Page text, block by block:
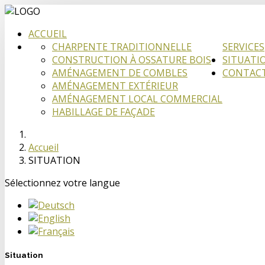
ACCUEIL
SERVICES
CHARPENTE TRADITIONNELLE
CONSTRUCTION À OSSATURE BOIS
AMÉNAGEMENT DE COMBLES
AMÉNAGEMENT EXTÉRIEUR
AMÉNAGEMENT LOCAL COMMERCIAL
HABILLAGE DE FAÇADE
Accueil
SITUATION
Sélectionnez votre langue
Situation